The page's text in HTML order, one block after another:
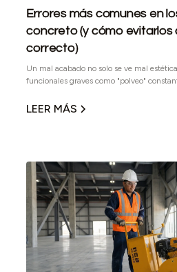
Errores más comunes en
concreto (y cómo evitarlos
correcto)
Un mal acabado no solo se ve mal
funcionales graves como "polveo"
desglosamos los errores más comunes al
LEER MÁS